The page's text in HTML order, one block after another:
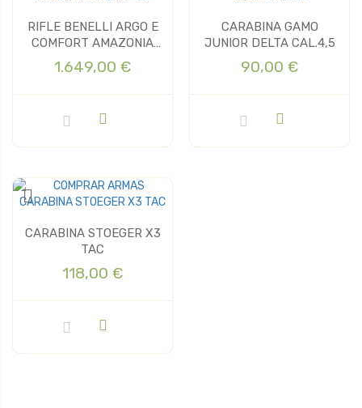
RIFLE BENELLI ARGO E
COMFORT AMAZONIA
CAL 30-06
1.649,00 €
CARABINA GAMO
JUNIOR DELTA CAL.4,5
90,00 €
CARABINA STOEGER X3
TAC
118,00 €